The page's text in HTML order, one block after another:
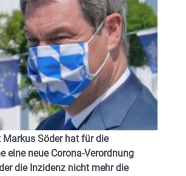
Söder hat für die
eine neue Corona-Verordnung
die Inzidenz nicht mehr die